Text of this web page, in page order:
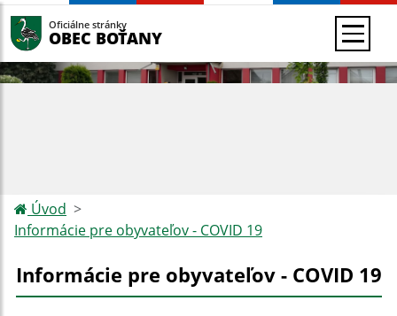
Oficiálne stránky
OBEC BOŤANY
Úvod
Informácie pre obyvateľov - COVID 19
Informácie pre obyvateľov - COVID 19